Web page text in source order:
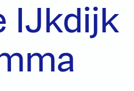
IJkdijk